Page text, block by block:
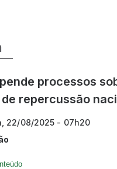
processos
repercussão
22/08/2025 - 07h20